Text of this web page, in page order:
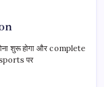
शुरू होगा और complete
पर